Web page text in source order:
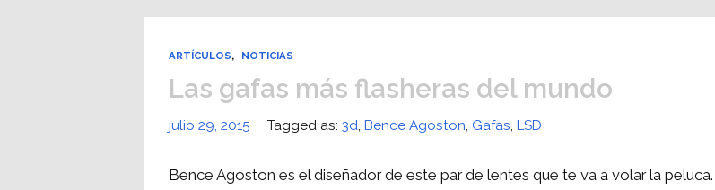
ARTÍCULOS, NOTICIAS
Las gafas más flasheras del mundo
julio 29, 2015 Tagged as:3d,Bence Agoston, Gafas,LSD
Bence Agoston es el diseñador de este par de lentes que te va a volar la peluca.